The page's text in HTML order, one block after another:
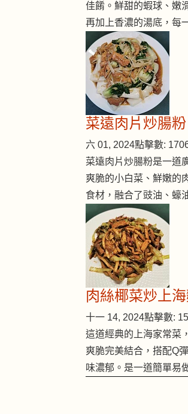
佳餚。鮮甜的蝦球、嫩
再加上香濃的湯底，每
菜遠肉片炒腸粉
六 01, 2024點擊數:
菜遠肉片炒腸粉是一道
爽脆的小白菜、鮮嫩的
食材，融合了豉油、蠔
肉絲椰菜炒上
十一 14, 2024點擊數:
這道經典的上海家常菜
爽脆完美結合，搭配Q
味濃郁。是一道簡單易